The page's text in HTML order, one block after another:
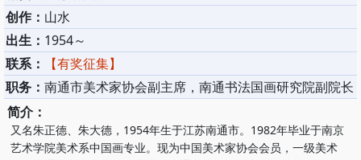
创作： 山水
出生： 1954～
联系：
【有奖征集】
职务： 南通市美术家协会副主席，南通书法国画研究院副院长
简介：
又名朱正德、朱大德，1954年生于江苏南通市。1982年毕业于南京
艺术学院美术系中国画专业。现为中国美术家协会会员，一级美术